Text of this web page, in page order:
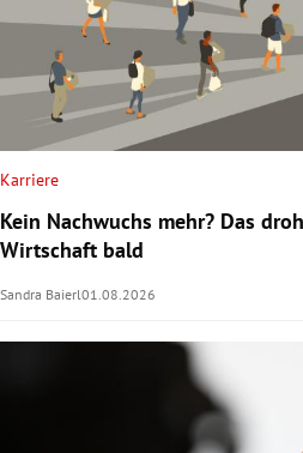
Karriere
Kein Nachwuchs mehr? Das
Wirtschaft bald
Sandra Baierl01.08.2026